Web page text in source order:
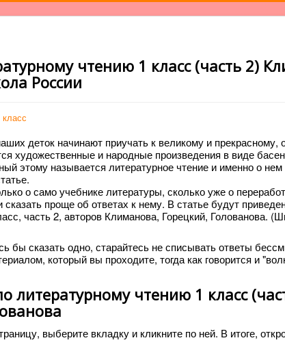
чтению 1 класс (часть 2)
России
деток начинают приучать к великому и прекрасному,
художественные и народные произведения в виде
этому называется литературное чтение и именно о
о само учебнике литературы, сколько уже о
проще об ответах к нему. В статье будут
часть 2, авторов Климанова, Горецкий, Голованова.
бы сказать одно, старайтесь не списывать ответы
который вы проходите, тогда как говорится и
литературному чтению 1 класс
выберите вкладку и кликните по ней. В итоге,